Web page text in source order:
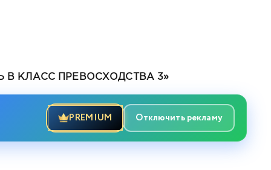
КЛАСС ПРЕВОСХОДСТВА 3»
PREMIUM Отключить рекламу
настройками 2